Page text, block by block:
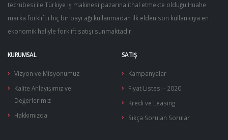
Yağ Basınç Mişürleri
Yakıt Pompaları
tecrübesi ile Türkiye iş makinesi pazarına ithal etmekte olduğu Huahe
marka forklift i hiç bir bayi ağı kullanmadan ilk elden son kullanıcıya en
ekonomik haliyle forklift satışı sunmaktadır.
KURUMSAL
Vizyon ve Misyonumuz
Kalite Anlayışımız ve
Değerlerimiz
Hakkımızda
SATIŞ
Kampanyalar
Fiyat Listesi - 2020
Kredi ve Leasing
Sıkça Sorulan Sorular